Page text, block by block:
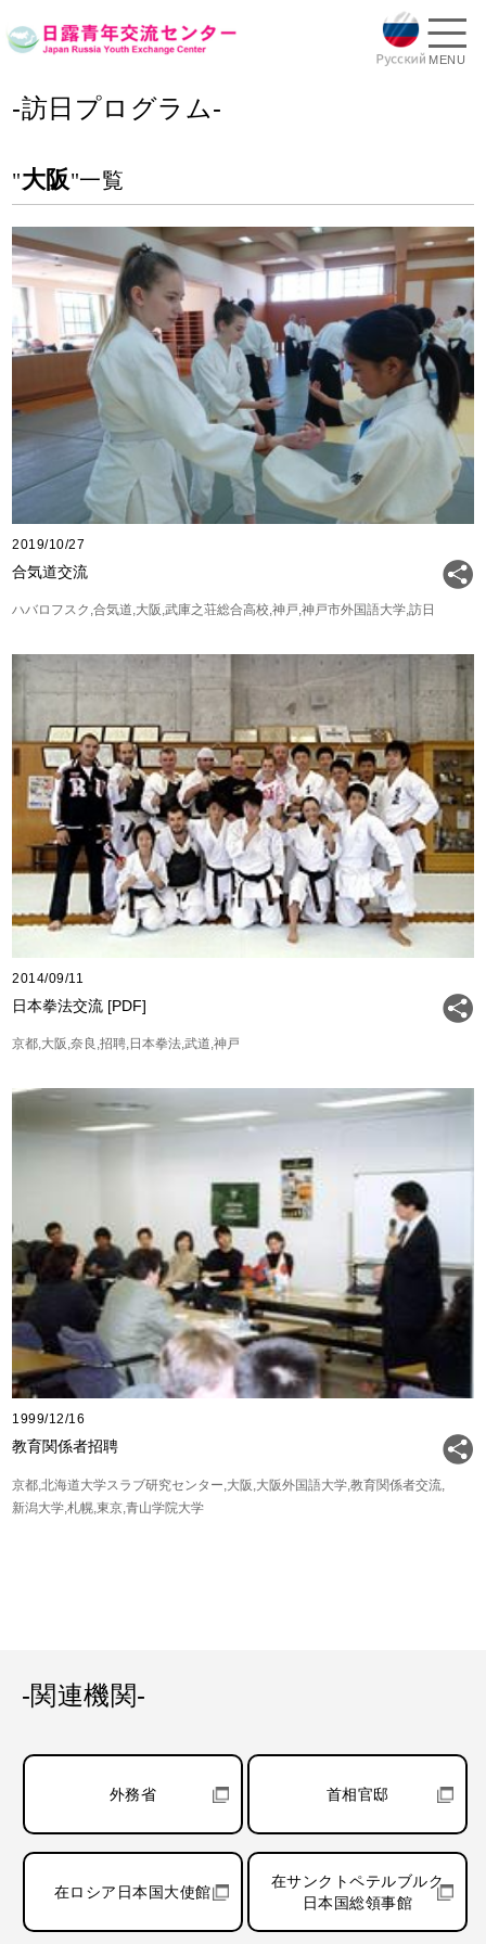
MENU
-訪日プログラム-
"大阪"一覧
2019/10/27
合気道交流
ハバロフスク 合気道 大阪 武庫之荘総合高校 神戸 神戸市外国語大学 訪日
2014/09/11
日本拳法交流 [PDF]
京都 大阪 奈良 招聘 日本拳法 武道 神戸
1999/12/16
教育関係者招聘
京都 北海道大学スラブ研究センター 大阪 大阪外国語大学 教育関係者交流
新潟大学 札幌 東京 青山学院大学
-関連機関-
外務省 首相官邸
在ロシア日本国大使館
在サンクトペテルブルク
日本国総領事館